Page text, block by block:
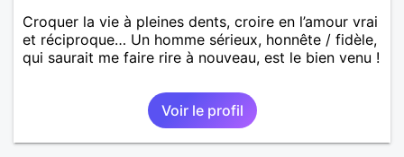
Croquer la vie à pleines dents, croire en l’amour vrai
et réciproque… Un homme sérieux, honnête / fidèle,
qui saurait me faire rire à nouveau, est le bien venu !
Voir le profil